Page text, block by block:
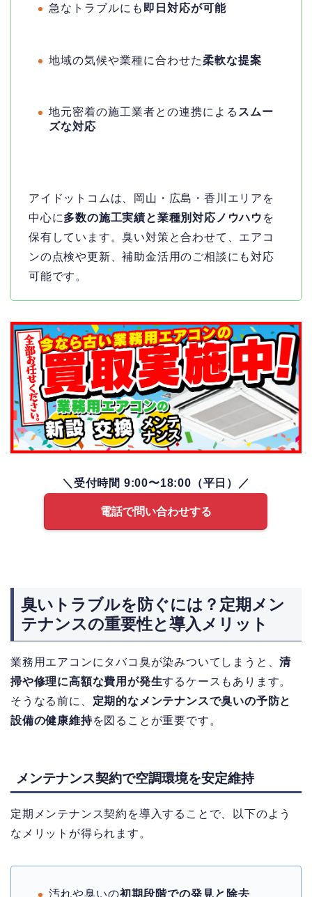
急なトラブルにも 即日対応が可能
地域の気候や業種に合わせた柔軟な提案
地元密着の施工業者との連携による スムー
ズな対応
アイドットコムは、岡山・広島・香川エリアを
中心に多数の施工実績と業種別対応ノウハウ を
保有しています。臭い対策と合わせて、エアコ
ンの点検や更新、補助金活用のご相談にも対応
可能です。
＼受付時間 9:00〜18:00（平日）／
電話で問い合わせする
臭いトラブルを防ぐには？定期メン
テナンスの重要性と導入メリット
業務用エアコンにタバコ臭が染みついてしまうと、清
掃や修理に高額な費用が発生するケースもあります。
そうなる前に、 定期的なメンテナンスで臭いの予防と
設備の健康維持を図ることが重要です。
メンテナンス契約で空調環境を安定維持
定期メンテナンス契約を導入することで、以下のよう
なメリットが得られます。
汚れや臭いの初期段階での発見と除去